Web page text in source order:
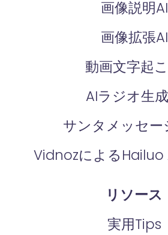
画像説明AI
画像拡張AI
動画文字起
AIラジオ生
サンタメッセー
VidnozによるHailuo
リソース
実用Tips